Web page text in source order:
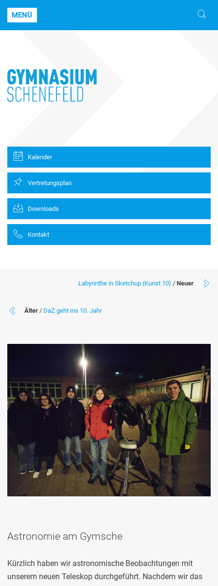
MENÜ
Kalender
Vertretungsplan
Downloads
Kontakt
Labyrinthe in Sketchup (Kunst 10) / Neuer
Älter / DaZ geht ins 10. Jahr
Astronomie am Gymsche
Kürzlich haben wir astronomische Beobachtungen mit
unserem neuen Teleskop durchgeführt. Nachdem wir das